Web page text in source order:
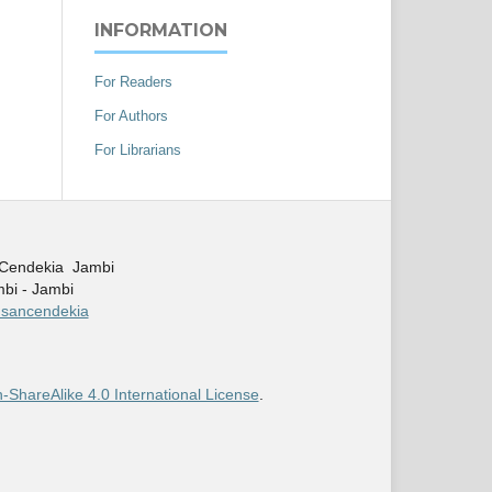
INFORMATION
For Readers
For Authors
For Librarians
Jambi
- Jambi
ShareAlike 4.0 International License